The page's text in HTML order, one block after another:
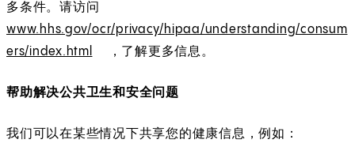
多条件。请访问
www.hhs.gov/ocr/privacy/hipaa/understanding/consum
ers/index.html
p
n
t
r
，了解更多信息。
帮助解决公共卫生和安全问题
我们可以在某些情况下共享您的健康信息，例如：